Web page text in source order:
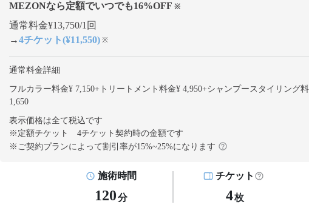
MEZONなら定額でいつでも16%OFF ※
通常料金¥13,750/1回
→4チケット(¥11,550) ※
通常料金詳細
フルカラー料金¥ 7,150+ トリートメント料金¥ 4,950+シャンプースタイリング
1,650
表示価格は全て税込です
※定額チケット 4チケット契約時の金額です
※ご契約プランによって割引率が15%~25%になります
施術時間
120分
チケット
4枚